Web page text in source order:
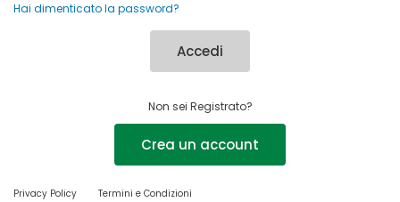
Hai dimenticato la password?
Accedi
Non sei Registrato?
Crea un account
Privacy Policy Termini e Condizioni